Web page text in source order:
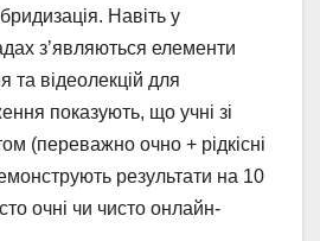
Навіть у
з’являються елементи
та відеолекцій для
показують, що учні зі
(переважно очно + рідкісні
результати на 10
очні чи чисто онлайн-